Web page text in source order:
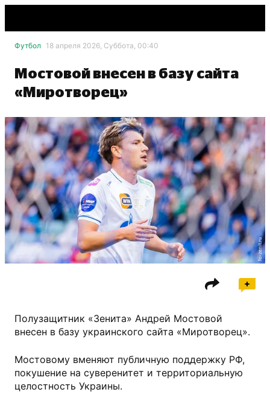
Футбол 18 апреля 2026, Суббота, 00:40
Мостовой внесен в базу сайта
«Миротворец»
fc-zenit.ru
Полузащитник «Зенита» Андрей Мостовой
внесен в базу украинского сайта «Миротворец».
Мостовому вменяют публичную поддержку РФ,
покушение на суверенитет и территориальную
целостность Украины.